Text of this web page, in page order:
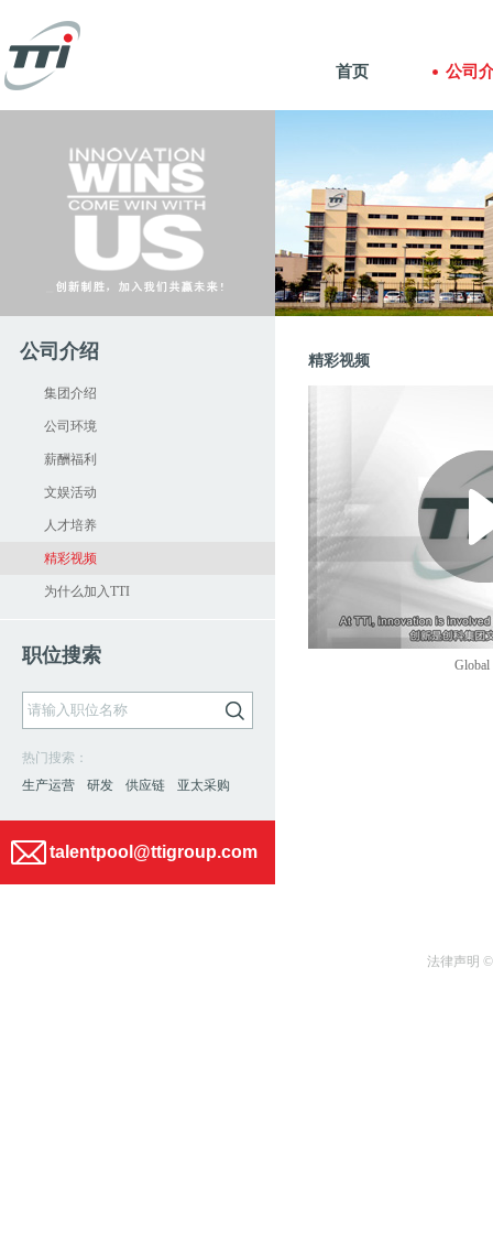
首页 公司
公司介绍
集团介绍
公司环境
薪酬福利
文娱活动
人才培养
精彩视频
为什么加入TTI
职位搜索
热门搜索：
生产运营
研发 供应链 亚太采购
talentpool@ttigroup.com
精彩视频
法律声明